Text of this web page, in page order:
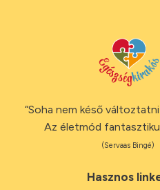
“Soha nem késő
Az életmód
(Servaas Bingé)
Hasznos